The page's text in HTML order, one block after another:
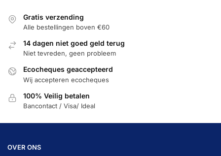
Gratis verzending
Alle bestellingen boven €60
14 dagen niet goed geld terug
Niet tevreden, geen probleem
Ecocheques geaccepteerd
Wij accepteren ecocheques
100% Veilig betalen
Bancontact / Visa/ Ideal
OVER ONS